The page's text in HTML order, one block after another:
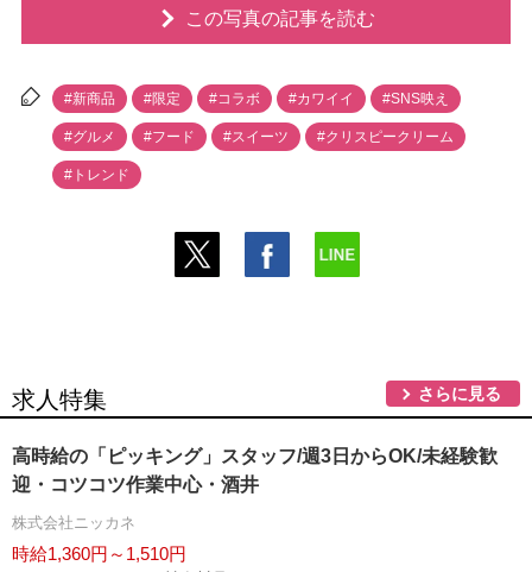
この写真の記事を読む
#新商品 #限定 #コラボ #カワイイ #SNS映え
#グルメ #フード #スイーツ #クリスピークリーム
#トレンド
求人特集 さらに見る
高時給の「ピッキング」スタッフ/週3日からOK/未経験歓
迎・コツコツ作業中心・酒井
株式会社ニッカネ
時給1,360円～1,510円